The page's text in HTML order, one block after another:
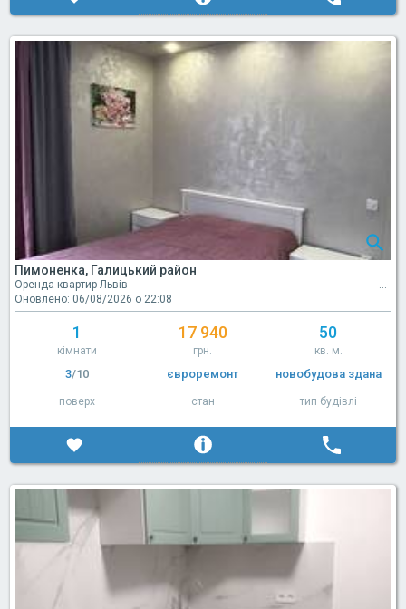
Пимоненка, Галицький район
Оренда квартир Львів
Оновлено: 06/08/2026 о 22:08
1
кімнати
17 940
грн.
50
кв. м.
3/10
поверх
євроремонт
стан
новобудова здана
тип будівлі